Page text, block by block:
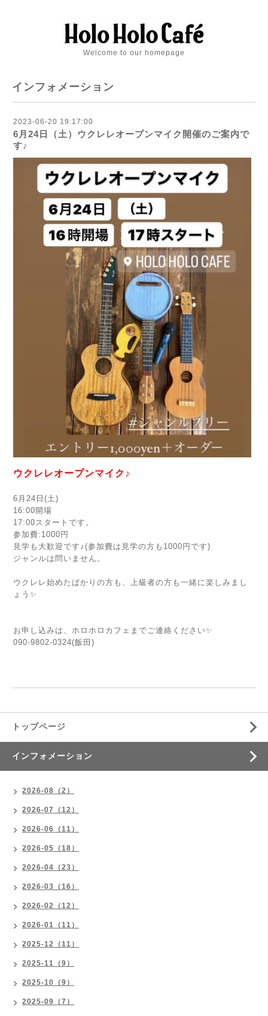
Welcome to our homepage
インフォメーション
2023-06-20 19:17:00
6月24日（土）ウクレレオープンマイク開催のご案内で
す♪
ウクレレオープンマイク♪
6月24日(土)
16:00開場
17:00スタートです。
参加費:1000円
見学も大歓迎です♪(参加費は見学の方も1000円です)
ジャンルは問いません。
ウクレレ始めたばかりの方も、上級者の方も一緒に楽しみまし
ょう✨
お申し込みは、ホロホロカフェまでご連絡ください✨
090-9802-0324(飯田)
トップページ
インフォメーション
2026-08（2）
2026-07（12）
2026-06（11）
2026-05（18）
2026-04（23）
2026-03（16）
2026-02（12）
2026-01（11）
2025-12（11）
2025-11（9）
2025-10（9）
2025-09（7）